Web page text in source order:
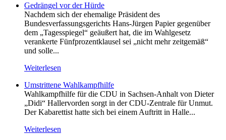
Gedrängel vor der Hürde
Nachdem sich der ehemalige Präsident des
Bundesverfassungsgerichts Hans-Jürgen Papier gegenüber
dem „Tagesspiegel“ geäußert hat, die im Wahlgesetz
verankerte Fünfprozentklausel sei „nicht mehr zeitgemäß“
und solle...
Weiterlesen
Umstrittene Wahlkampfhilfe
Wahlkampfhilfe für die CDU in Sachsen-Anhalt von Dieter
„Didi“ Hallervorden sorgt in der CDU-Zentrale für Unmut.
Der Kabarettist hatte sich bei einem Auftritt in Halle...
Weiterlesen